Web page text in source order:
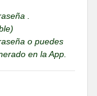
.
o puedes
en la App.